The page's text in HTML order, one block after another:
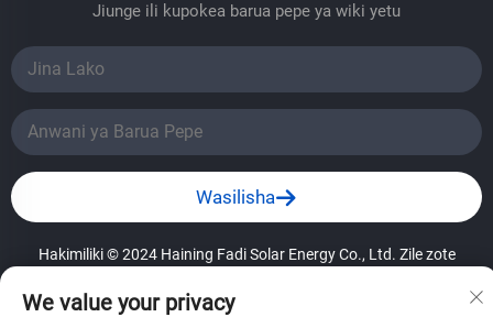
Jiunge ili kupokea barua pepe ya wiki yetu
Wasilisha
Hakimiliki © 2024 Haining Fadi Solar Energy Co., Ltd. Zile zote
We value your privacy